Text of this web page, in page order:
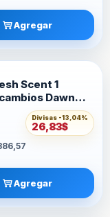
Agregar
Scent 1
Dawn
Divisas -13,04%
26,83$
Agregar